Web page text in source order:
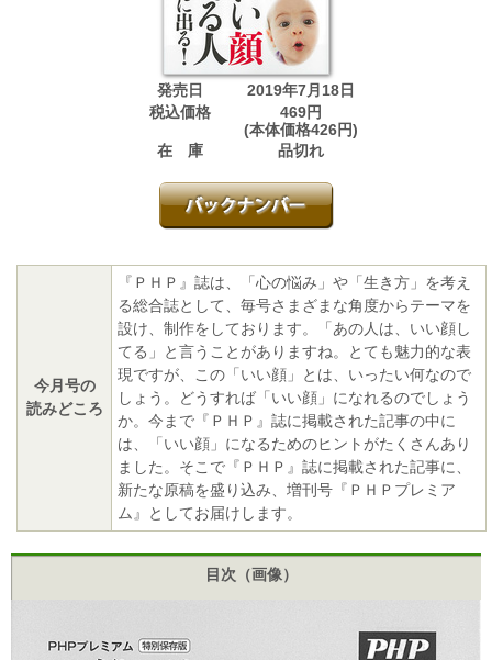
発売日
2019年7月18日
税込価格
469円
(本体価格426円)
在 庫
品切れ
今月号の
読みどころ
『ＰＨＰ』誌は、「心の悩み」や「生き方」を考え
る総合誌として、毎号さまざまな角度からテーマを
設け、制作をしております。「あの人は、いい顔し
てる」と言うことがありますね。とても魅力的な表
現ですが、この「いい顔」とは、いったい何なので
しょう。どうすれば「いい顔」になれるのでしょう
か。今まで『ＰＨＰ』誌に掲載された記事の中に
は、「いい顔」になるためのヒントがたくさんあり
ました。そこで『ＰＨＰ』誌に掲載された記事に、
新たな原稿を盛り込み、増刊号『ＰＨＰプレミア
ム』としてお届けします。
目次（画像）